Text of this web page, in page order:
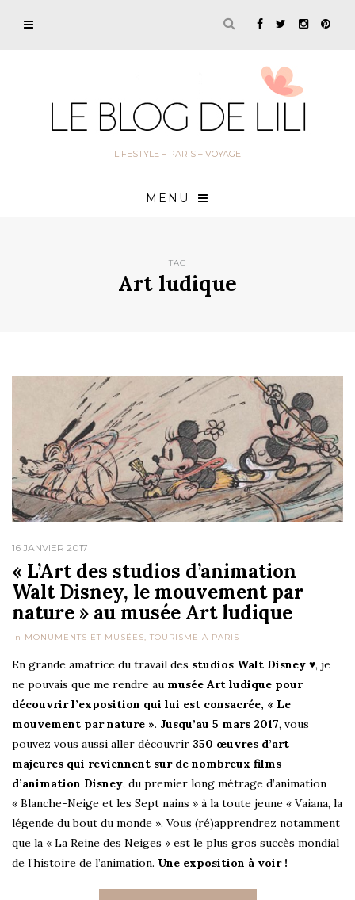
LIFESTYLE – PARIS – VOYAGE
MENU
TAG
Art ludique
16 JANVIER 2017
« L’Art des studios d’animation
Walt Disney, le mouvement par
nature » au musée Art ludique
In MONUMENTS ET MUSÉES, TOURISME À PARIS
En grande amatrice du travail des studios Walt Disney ♥, je
ne pouvais que me rendre au musée Art ludique pour
découvrir l’exposition qui lui est consacrée, « Le
mouvement par nature ». Jusqu’au 5 mars 2017, vous
pouvez vous aussi aller découvrir 350 œuvres d’art
majeures qui reviennent sur de nombreux films
d’animation Disney, du premier long métrage d’animation
« Blanche-Neige et les Sept nains » à la toute jeune « Vaiana, la
légende du bout du monde ». Vous (ré)apprendrez notamment
que la « La Reine des Neiges » est le plus gros succès mondial
de l’histoire de l’animation. Une exposition à voir !